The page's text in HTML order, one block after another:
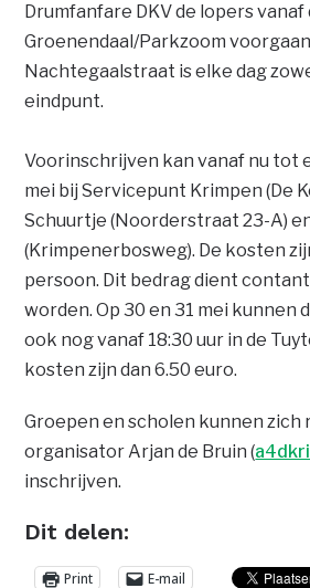
Drumfanfare DKV de lopers
Groenendaal/Parkzoom
Nachtegaalstraat is elke dag
eindpunt.
Voorinschrijven kan vanaf nu tot
mei bij Servicepunt Krimpen (De
Schuurtje (Noorderstraat 23-A)
(Krimpenerbosweg). De kosten
persoon. Dit bedrag dient
worden. Op 30 en 31 mei kunnen
ook nog vanaf 18:30 uur in de
kosten zijn dan 6.50 euro.
Groepen en scholen kunnen
organisator Arjan de Bruin (
inschrijven.
Dit delen:
Print E-mail